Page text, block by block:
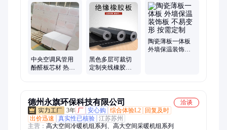
热棉、呼吸纸、珍珠岩、聚苯板、发泡板、透气纸、透气膜、防
火管、嵌缝板、岩棉板、隔热板、针刺毯、橡塑板、塑料板、璃
棉板、保温被、火克板、一体板、营养土
中央空调风管用
酚醛板芯材 热导
黑色多层可裁切
定制夹线橡胶垫
陶瓷薄板一体板
外墙保温装饰板
德州永旗环保科技有限公司
洽谈
3年 厂 安心购 综合体验L2
回复及时
出价迅速
真实性已核验 江苏苏州
主营： 高大空间冷暖机组系列、高大空间采暖机组系列